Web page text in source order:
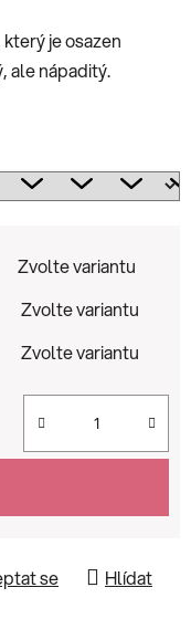
je osazen
ale nápaditý.
Zvolte variantu
Zvolte variantu
Zvolte variantu
se Hlídat